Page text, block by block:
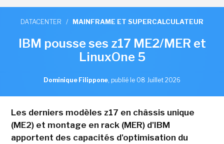
DATACENTER / MAINFRAME ET SUPERCALCULATEUR
IBM pousse ses z17 ME2/MER et
LinuxOne 5
Dominique Filippone, publié le 08 Juillet 2026
Les derniers modèles z17 en châssis unique
(ME2) et montage en rack (MER) d'IBM
apportent des capacités d'optimisation du